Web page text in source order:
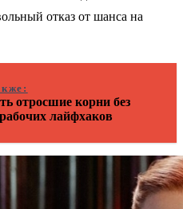
отказ от шанса на
отросшие корни без
лайфхаков